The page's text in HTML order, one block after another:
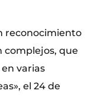
reconocimiento
complejos, que
varias
el 24 de